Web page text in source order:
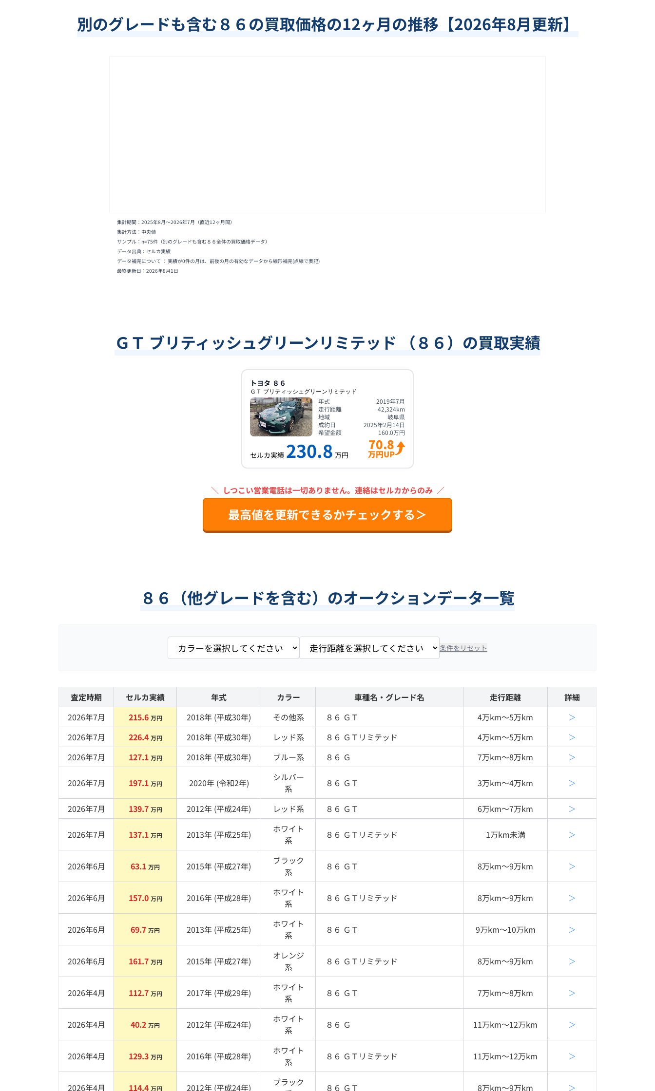
別のグレードも含む８６の買取価格の12ヶ月の推移【2026年8月更新】
集計期間： 2025年8月〜2026年7月 （直近12ヶ月間）
集計方法：中央値
サンプル：n=75件 （別のグレードも含む８６全体の買取価格データ）
データ出典：セルカ実績
データ補完について ： 実績が0件の月は、前後の月の有効なデータから線形補完(点線で表記)
最終更新日： 2026年8月1日
ＧＴ ブリティッシュグリーンリミテッド （８６）の買取実績
トヨタ ８６
ＧＴ ブリティッシュグリーンリミテッド
年式
2019年7月
走行距離
42,324km
地域
岐阜県
成約日
2025年2月14日
希望金額
160.0万円
セルカ実績 230.8 万円
70.8
万円UP
＼ しつこい営業電話は一切ありません。 連絡はセルカからのみ ／
最高値を更新できるかチェックする＞
８６（他グレードを含む）のオークションデータ一覧
条件をリセット
査定時期 セルカ実績 年式 カラー 車種名・グレード名 走行距離
詳細
2026年7月
215.6 万円 2018年 (平成30年) その他系 ８６ ＧＴ 4万km〜5万km
＞
2026年7月
226.4 万円 2018年 (平成30年) レッド系 ８６ ＧＴリミテッド 4万km〜5万km
＞
2026年7月
127.1 万円 2018年 (平成30年) ブルー系 ８６ Ｇ 7万km〜8万km ＞
2026年7月 197.1 万円 2020年 (令和2年)
シルバー
系
８６ ＧＴ 3万km〜4万km ＞
2026年7月 139.7 万円 2012年 (平成24年) レッド系 ８６ ＧＴ 6万km〜7万km ＞
2026年7月 137.1 万円 2013年 (平成25年)
ホワイト
系
８６ ＧＴリミテッド 1万km未満 ＞
2026年6月 63.1 万円 2015年 (平成27年)
ブラック
系
８６ ＧＴ 8万km〜9万km ＞
2026年6月 157.0 万円 2016年 (平成28年)
ホワイト
系
８６ ＧＴリミテッド 8万km〜9万km ＞
2026年6月 69.7 万円 2013年 (平成25年)
ホワイト
系
８６ ＧＴ 9万km〜10万km ＞
2026年6月 161.7 万円 2015年 (平成27年)
オレンジ
系
８６ ＧＴリミテッド 8万km〜9万km ＞
2026年4月 112.7 万円 2017年 (平成29年)
ホワイト
系
８６ ＧＴ 7万km〜8万km ＞
2026年4月 40.2 万円 2012年 (平成24年)
ホワイト
系
８６ Ｇ 11万km〜12万km ＞
2026年4月 129.3 万円 2016年 (平成28年)
ホワイト
系
８６ ＧＴリミテッド 11万km〜12万km ＞
2026年4月 114.4 万円 2012年 (平成24年)
ブラック
８６ ＧＴ 8万km〜9万km ＞